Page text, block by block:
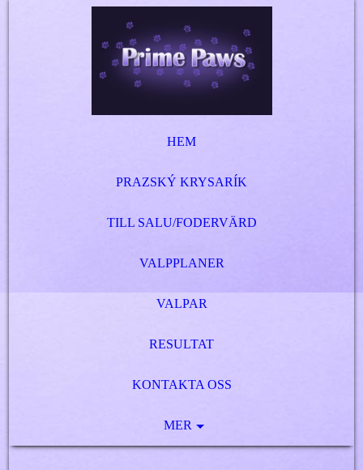
HEM
PRAZSKÝ KRYSARÍK
TILL SALU/FODERVÄRD
VALPPLANER
VALPAR
RESULTAT
KONTAKTA OSS
MER